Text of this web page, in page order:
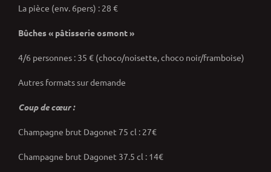
La pièce (env. 6pers) : 28 €
Bûches « pâtisserie osmont »
4/6 personnes : 35 € (choco/noisette, choco noir/framboise)
Autres formats sur demande
Coup de cœur :
Champagne brut Dagonet 75 cl : 27€
Champagne brut Dagonet 37.5 cl : 14€